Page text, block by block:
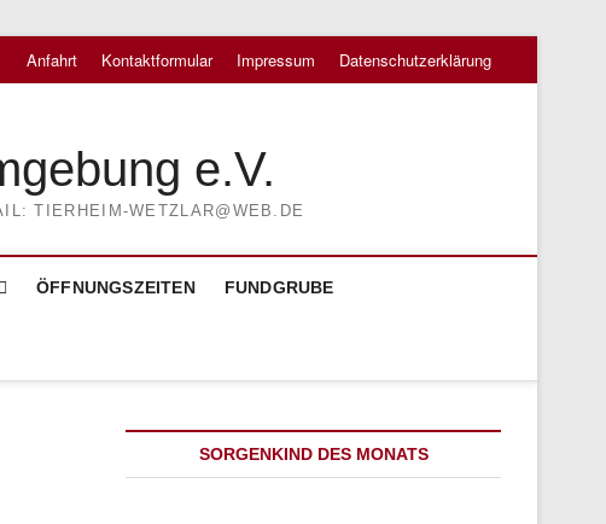
Anfahrt Kontaktformular Impressum Datenschutzerklärung
e.V.
TIERHEIM-WETZLAR@WEB.DE
ÖFFNUNGSZEITEN FUNDGRUBE
SORGENKIND DES MONATS